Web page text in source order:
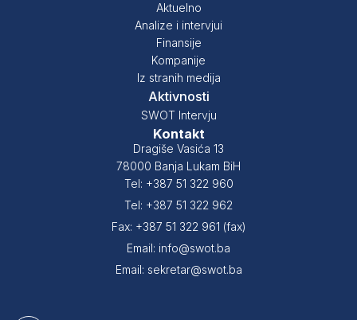
Aktuelno
Analize i intervjui
Finansije
Kompanije
Iz stranih medija
Aktivnosti
SWOT Intervju
Kontakt
Dragiše Vasića 13
78000 Banja Lukam BiH
Tel: +387 51 322 960
Tel: +387 51 322 962
Fax: +387 51 322 961 (fax)
Email: info@swot.ba
Email: sekretar@swot.ba